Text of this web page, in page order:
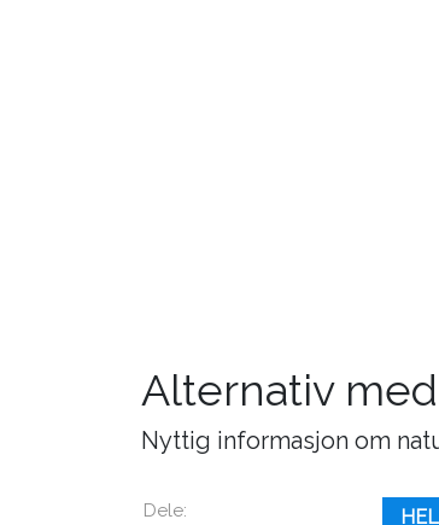
Alternativ
Nyttig informasjon om
Dele: